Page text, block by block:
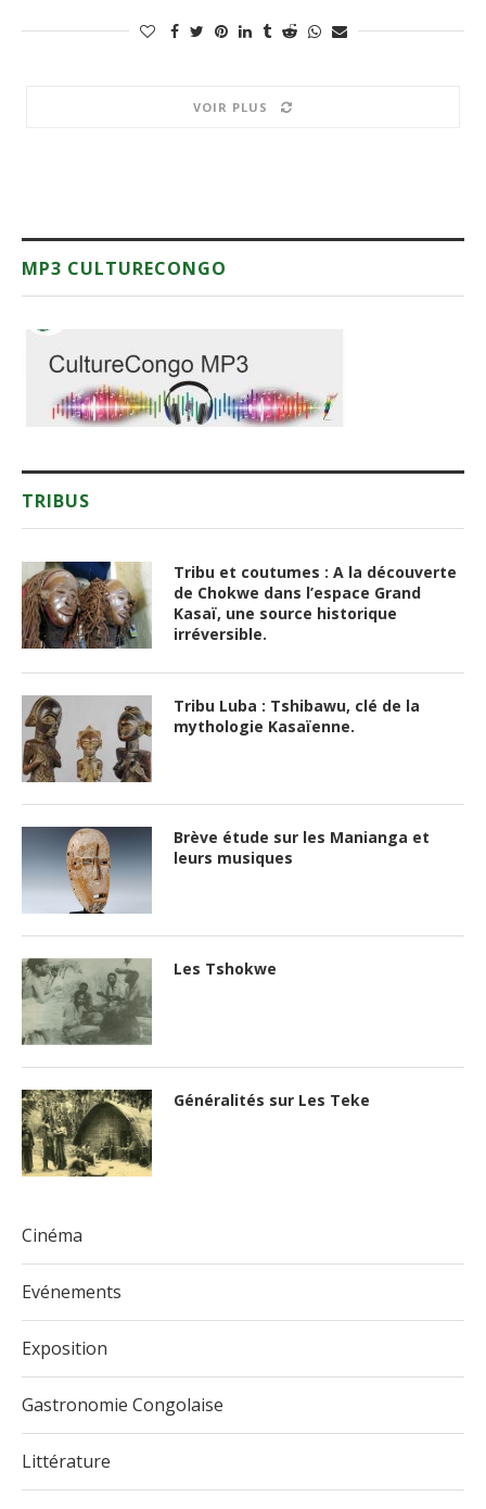
VOIR PLUS
MP3 CULTURECONGO
TRIBUS
Tribu et coutumes : A la découverte
de Chokwe dans l’espace Grand
Kasaï, une source historique
irréversible.
Tribu Luba : Tshibawu, clé de la
mythologie Kasaïenne.
Brève étude sur les Manianga et
leurs musiques
Les Tshokwe
Généralités sur Les Teke
Cinéma
Evénements
Exposition
Gastronomie Congolaise
Littérature